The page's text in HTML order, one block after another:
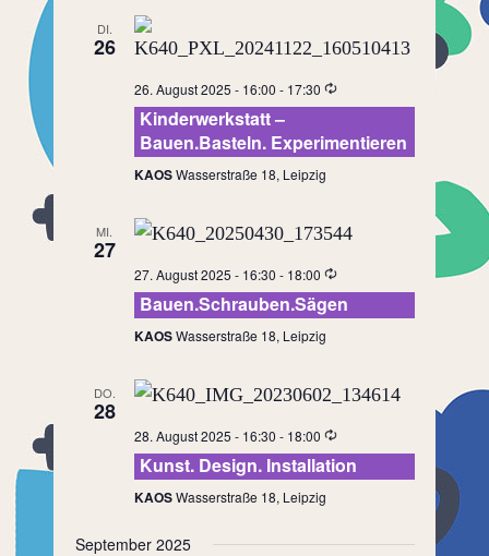
DI.
26
26. August 2025 - 16:00 - 17:30
Kinderwerkstatt –
Bauen.Basteln. Experimentieren
KAOSWasserstraße 18, Leipzig
MI.
27
27. August 2025 - 16:30 - 18:00
Bauen.Schrauben.Sägen
KAOSWasserstraße 18, Leipzig
DO.
28
28. August 2025 - 16:30 - 18:00
Kunst. Design. Installation
KAOSWasserstraße 18, Leipzig
September 2025